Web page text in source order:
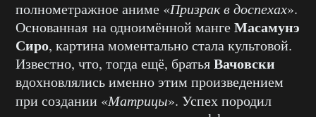
полнометражное аниме «Призрак в доспехах».
Основанная на одноимённой мангеМасамунэ
Сиро, картина моментально стала культовой.
Известно, что, тогда ещё, братьяВачовски
вдохновлялись именно этим произведением
при создании «Матрицы». Успех породил